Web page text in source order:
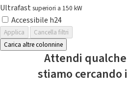
Ultrafast superiori a 150 kW
Accessibile h24
Applica
Cancella filtri
Carica altre colonnine
Attendi qualche
stiamo